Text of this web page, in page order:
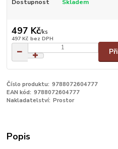
Dostupnost Skladem
497 Kč/ks
497 Kč bez DPH
Číslo produktu: 9788072604777
EAN kód: 9788072604777
Nakladatelství: Prostor
Popis